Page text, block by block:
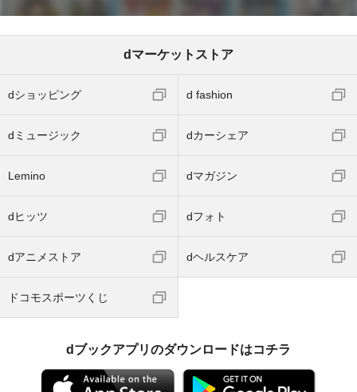
dマーケットストア
dショッピング d fashion
dミュージック dカーシェア
Lemino dマガジン
dヒッツ dフォト
dアニメストア dヘルスケア
ドコモスポーツくじ
dブックアプリのダウンロードはコチラ